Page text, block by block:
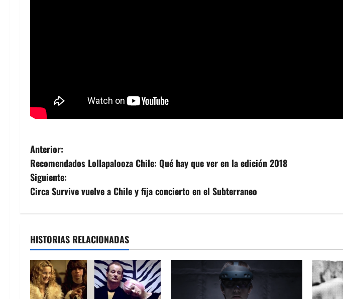
N
a
v
g
a
c
Anterior:
Recomendados Lollapalooza Chile: Qué hay que ver en la edición 2018
Siguiente:
Circa Survive vuelve a Chile y fija concierto en el Subterraneo
HISTORIAS RELACIONADAS